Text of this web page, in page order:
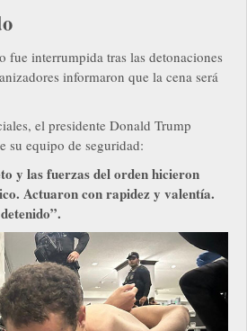
fue interrumpida tras las detonaciones
informaron que la cena será
el presidente Donald Trump
su equipo de seguridad:
y las fuerzas del orden hicieron
Actuaron con rapidez y valentía.